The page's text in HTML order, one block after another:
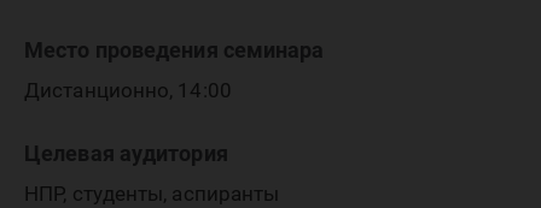
Место проведения семинара
Дистанционно, 14:00
Целевая аудитория
НПР, студенты, аспиранты